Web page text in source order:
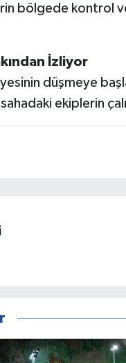
bölgede kontrol
İzliyor
düşmeye
ekiplerin